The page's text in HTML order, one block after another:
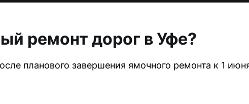
ремонт дорог в Уфе?
планового завершения ямочного ремонта к 1